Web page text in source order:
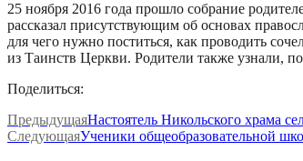
25 ноября 2016 года прошло собрание
рассказал присутствующим об основах
для чего нужно поститься, как проводить
из Таинств Церкви. Родители также узнали,
Поделиться:
ПредыдущаяНастоятель Никольского храма
СледующаяУченики общеобразовательной